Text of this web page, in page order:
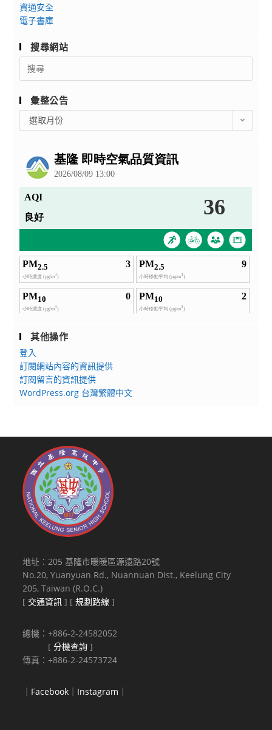
資通安全
電子書庫
搜尋網站
Search
for:
彙整公告
整
選取月份
其他操作
登入
訂閱網站內容的資訊提供
訂閱留言的資訊提供
WordPress.org 台灣繁體中文
地址：205 基隆市暖暖區源遠路20號
No.20, Yuanyuan Rd., Nuannuan Dist., Keelung City
205, Taiwan (R.O.C.)
[ 交通資訊 ] [規劃路線 ]
總機：+886-2-24582052
[分機查詢 ]
傳真：+886-2-24573724
｜ Facebook ｜ Instagram ｜